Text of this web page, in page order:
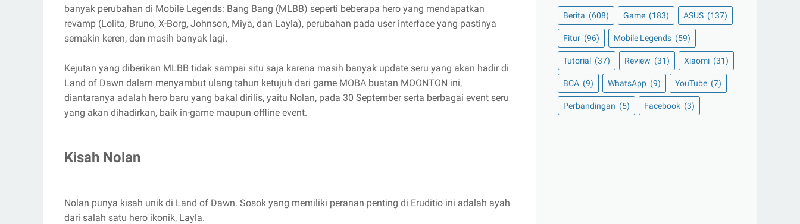
banyak perubahan di Mobile Legends: Bang Bang (MLBB) seperti beberapa hero yang mendapatkan
revamp (Lolita, Bruno, X-Borg, Johnson, Miya, dan Layla), perubahan pada user interface yang pastinya
semakin keren, dan masih banyak lagi.
Kejutan yang diberikan MLBB tidak sampai situ saja karena masih banyak update seru yang akan hadir di
Land of Dawn dalam menyambut ulang tahun ketujuh dari game MOBA buatan MOONTON ini,
diantaranya adalah hero baru yang bakal dirilis, yaitu Nolan, pada 30 September serta berbagai event seru
yang akan dihadirkan, baik in-game maupun offline event.
Kisah Nolan
Nolan punya kisah unik di Land of Dawn. Sosok yang memiliki peranan penting di Eruditio ini adalah ayah
dari salah satu hero ikonik, Layla.
Berita (608) Game (183) ASUS (137)
Fitur (96) Mobile Legends (59)
Tutorial (37) Review (31) Xiaomi (31)
BCA (9) WhatsApp (9) YouTube (7)
Perbandingan (5) Facebook (3)